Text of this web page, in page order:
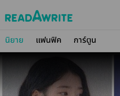
นิยาย แฟนฟิค การ์ตูน